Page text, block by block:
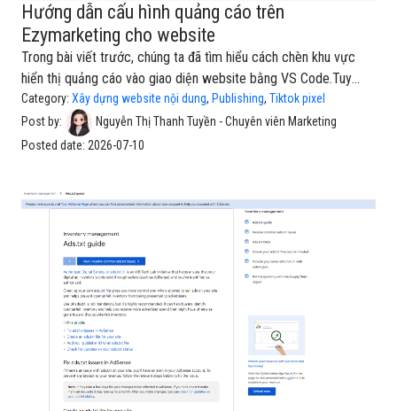
Hướng dẫn cấu hình quảng cáo trên
Ezymarketing cho website
Trong bài viết trước, chúng ta đã tìm hiểu cách chèn khu vực
hiển thị quảng cáo vào giao diện website bằng VS Code.Tuy
nhiên, với EzyMarketing sau khi vùng quảng cáo đã được tạo,
mỗi lần muốn thay đổi hình ảnh, liên kết hoặc thêm một quảng
cáo mới thì không nhất thiết phải chỉnh sửa lại mã nguồn.Chỉ với
dừng quảng cáo bất cứ lúc nào mà không cần mở VS Code hay
triển khai lại website. Điều này giúp bộ phận Marketing hoặc
Content có thể chủ động cập nhật các chiến dịc
Category: Xây dựng website nội dung, Publishing, Tiktok pixel
Post by:
Nguyễn Thị Thanh Tuyền - Chuyên viên Marketing
Posted date: 2026-07-10